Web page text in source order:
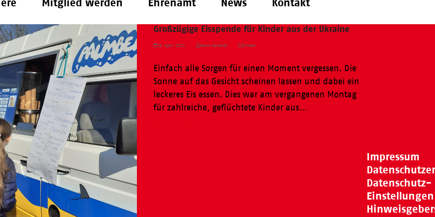
Mitglied werden Ehrenamt News Kontakt
Großzügige Eisspende für Kinder aus der Ukraine
28. April 2022 Maik Herfurth Kinder
Einfach alle Sorgen für einen Moment vergessen. Die
Sonne auf das Gesicht scheinen lassen und dabei ein
leckeres Eis essen. Dies war am vergangenen Montag
für zahlreiche, geflüchtete Kinder aus…
Impressum
Datenschutz-
Einstellungen